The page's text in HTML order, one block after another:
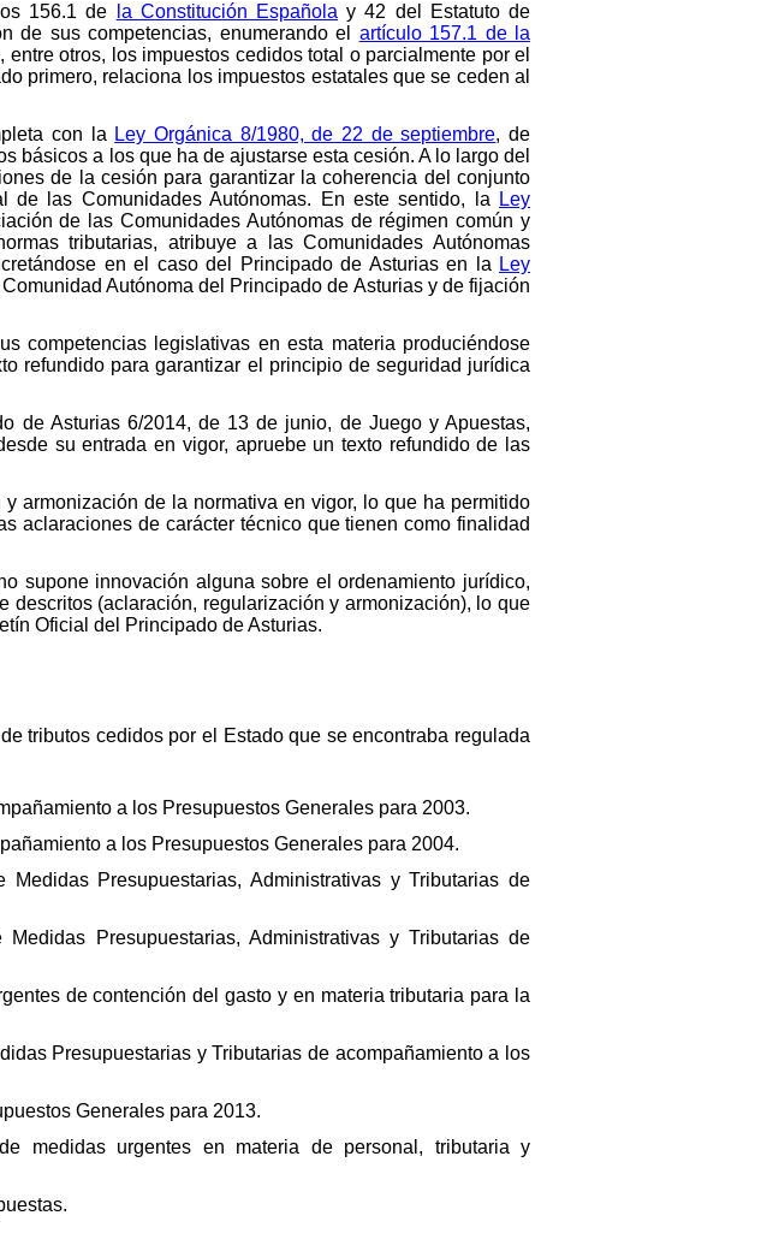
156.1 de la Constitución Española y 42 del Estatuto de
de sus competencias, enumerando el artículo 157.1 de la
otros, los impuestos cedidos total o parcialmente por el
primero, relaciona los impuestos estatales que se ceden al
con la Ley Orgánica 8/1980, de 22 de septiembre, de
básicos a los que ha de ajustarse esta cesión. A lo largo del
de la cesión para garantizar la coherencia del conjunto
de las Comunidades Autónomas. En este sentido, la
Ley
de las Comunidades Autónomas de régimen común y
tributarias, atribuye a las Comunidades Autónomas
en el caso del Principado de Asturias en la Ley
Autónoma del Principado de Asturias y de fijación
competencias legislativas en esta materia produciéndose
refundido para garantizar el principio de seguridad jurídica
de Asturias 6/2014, de 13 de junio, de Juego y Apuestas,
su entrada en vigor, apruebe un texto refundido de las
armonización de la normativa en vigor, lo que ha permitido
aclaraciones de carácter técnico que tienen como finalidad
supone innovación alguna sobre el ordenamiento jurídico,
descritos (aclaración, regularización y armonización), lo que
Oficial del Principado de Asturias.
tributos cedidos por el Estado que se encontraba regulada
a los Presupuestos Generales para 2003.
a los Presupuestos Generales para 2004.
Presupuestarias, Administrativas y Tributarias de
Presupuestarias, Administrativas y Tributarias de
de contención del gasto y en materia tributaria para la
Presupuestarias y Tributarias de acompañamiento a los
Generales para 2013.
medidas urgentes en materia de personal, tributaria y